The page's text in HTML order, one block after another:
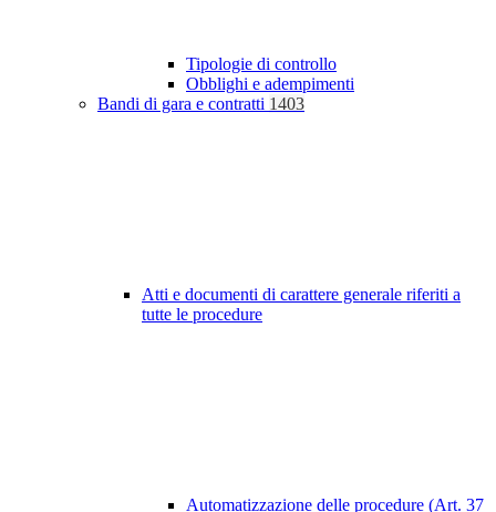
Tipologie di controllo
Obblighi e adempimenti
Bandi di gara e contratti 1403
Atti e documenti di carattere generale riferiti a
tutte le procedure
Automatizzazione delle procedure (Art. 37